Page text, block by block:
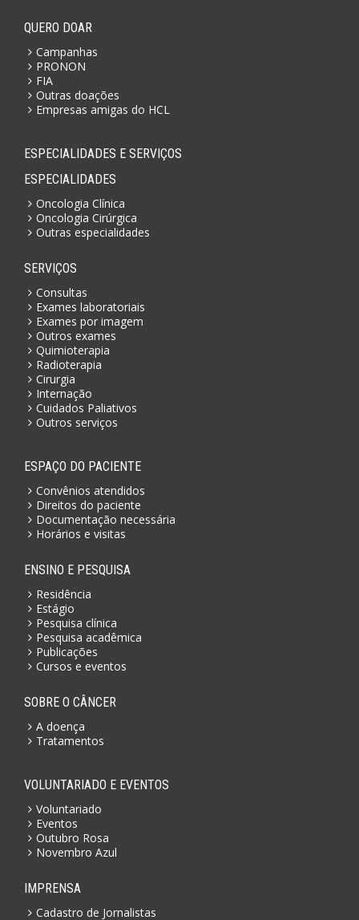
QUERO DOAR
Campanhas
PRONON
FIA
Outras doações
Empresas amigas do HCL
ESPECIALIDADES E SERVIÇOS
ESPECIALIDADES
Oncologia Clínica
Oncologia Cirúrgica
Outras especialidades
SERVIÇOS
Consultas
Exames laboratoriais
Exames por imagem
Outros exames
Quimioterapia
Radioterapia
Cirurgia
Internação
Cuidados Paliativos
Outros serviços
ESPAÇO DO PACIENTE
Convênios atendidos
Direitos do paciente
Documentação necessária
Horários e visitas
ENSINO E PESQUISA
Residência
Estágio
Pesquisa clínica
Pesquisa acadêmica
Publicações
Cursos e eventos
SOBRE O CÂNCER
A doença
Tratamentos
VOLUNTARIADO E EVENTOS
Voluntariado
Eventos
Outubro Rosa
Novembro Azul
IMPRENSA
Cadastro de Jornalistas